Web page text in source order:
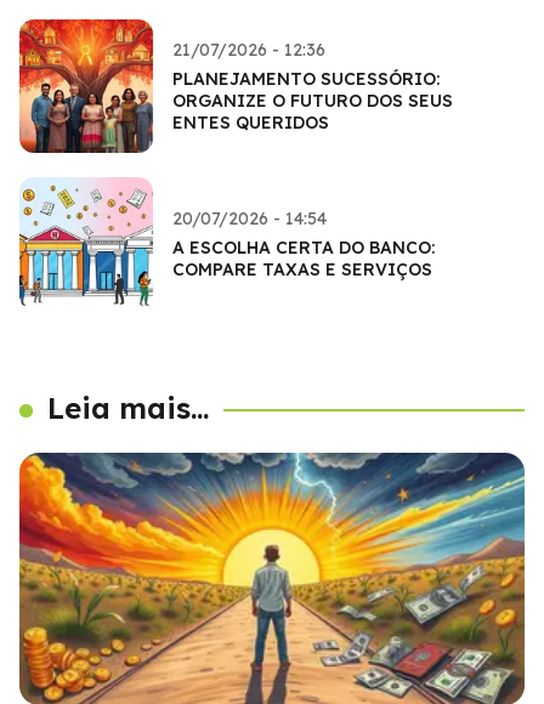
21/07/2026 - 12:36
PLANEJAMENTO SUCESSÓRIO:
ORGANIZE O FUTURO DOS SEUS
ENTES QUERIDOS
20/07/2026 - 14:54
A ESCOLHA CERTA DO BANCO:
COMPARE TAXAS E SERVIÇOS
Leia mais...